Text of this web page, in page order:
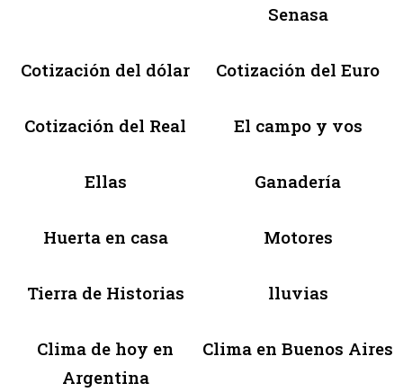
Senasa
Cotización del dólar Cotización del Euro
Cotización del Real El campo y vos
Ellas Ganadería
Huerta en casa Motores
Tierra de Historias lluvias
Clima de hoy en
Argentina
Clima en Buenos Aires